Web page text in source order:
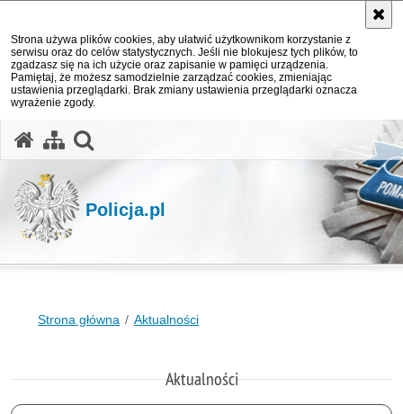
Strona używa plików cookies, aby ułatwić użytkownikom korzystanie z
serwisu oraz do celów statystycznych. Jeśli nie blokujesz tych plików, to
zgadzasz się na ich użycie oraz zapisanie w pamięci urządzenia.
Pamiętaj, że możesz samodzielnie zarządzać cookies, zmieniając
ustawienia przeglądarki. Brak zmiany ustawienia przeglądarki oznacza
wyrażenie zgody.
Policja.pl
Strona główna Aktualności
Aktualności